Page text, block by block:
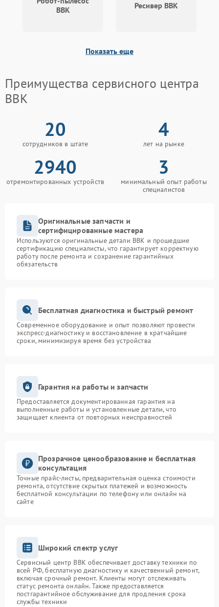
BBK
Ресивер BBK
Показать еще
Преимущества сервисного центра
BBK
20
сотрудников в штате
4
лет на рынке
2940
отремонтированных устройств
3
минимальный опыт работы
специалистов
Оригинальные запчасти и
сертифицированные мастера
Используются оригинальные детали BBK и прошедшие
сертификацию специалисты, что гарантирует корректную
работу после ремонта и сохранение гарантийных
обязательств
Бесплатная диагностика и быстрый ремонт
Современное оборудование и опыт позволяют провести
экспресс-диагностику и восстановление в кратчайшие
сроки, минимизируя время без устройства
Гарантия на работы и запчасти
Предоставляется документированная гарантия на
выполненные работы и установленные детали, что
защищает клиента от повторных неисправностей
Прозрачное ценообразование и бесплатная
консультация
Точные прайс-листы, предварительная оценка стоимости
ремонта, отсутствие скрытых платежей и возможность
бесплатной консультации по телефону или онлайн на
сайте
Широкий спектр услуг
Сервисный центр BBK обеспечивает доставку техники по
всей РФ, бесплатную диагностику и качественный ремонт,
включая срочный ремонт. Клиенты могут отслеживать
статус ремонта онлайн. Также предоставляется
постгарантийное обслуживание для продления срока
службы техники